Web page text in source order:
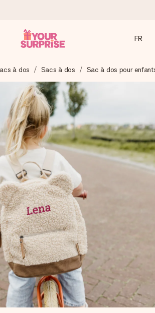
cadeau avec attention et l’envoyons
que vous puissiez l’offrir au bon moment,
le plus.
de +15 000 avis)
appréciés. Les clients nous attribuent
sur Google Reviews (total de tous les
présents).
gratuite
d’unique en quelques étapes – avec
photo ou un message qui touche le cœur.
juste tout l’amour pour le moment idéal.
FR
à dos Sacs à dos Sac à dos pour